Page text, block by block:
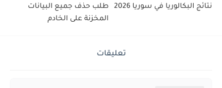
نتائج البكالوريا في سوريا 2026
طلب حذف جميع البيانات
المخزنة على الخادم
تعليقات